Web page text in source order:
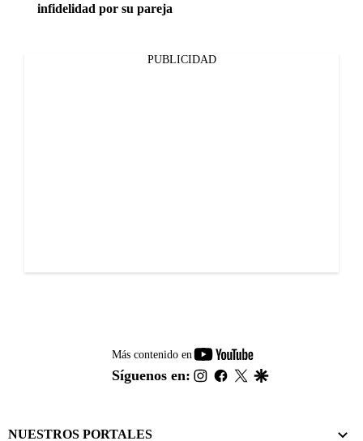
infidelidad por su pareja
PUBLICIDAD
Más contenido en
youtube-
footer
Síguenos en: instagram
facebook
twitter
NUESTROS PORTALES